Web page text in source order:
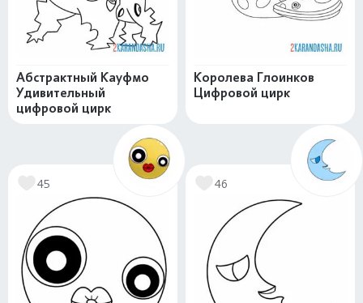
Абстрактный Кауфмо
Удивительный
цифровой цирк
Королева Глоинков
Цифровой цирк
45 46